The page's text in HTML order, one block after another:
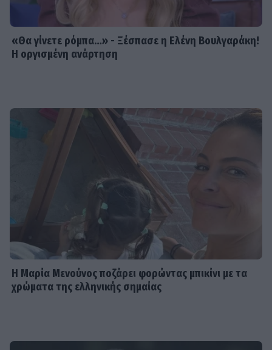
«Θα γίνετε ρόμπα…» - Ξέσπασε η Ελένη Βουλγαράκη!
Η οργισμένη ανάρτηση
Η Μαρία Μενούνος ποζάρει φορώντας μπικίνι με τα
χρώματα της ελληνικής σημαίας